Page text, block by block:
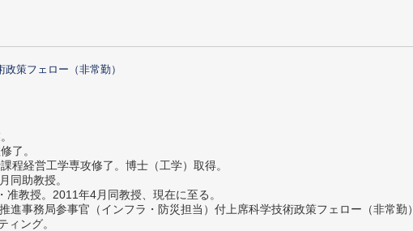
策フェロー（非常勤）
了。
程経営工学専攻修了。博士（工学）取得。
同助教授。
教授。2011年4月同教授、現在に至る。
進事務局参事官（インフラ・防災担当）付上席科学技術政策フェロー（非常勤）
ィング。